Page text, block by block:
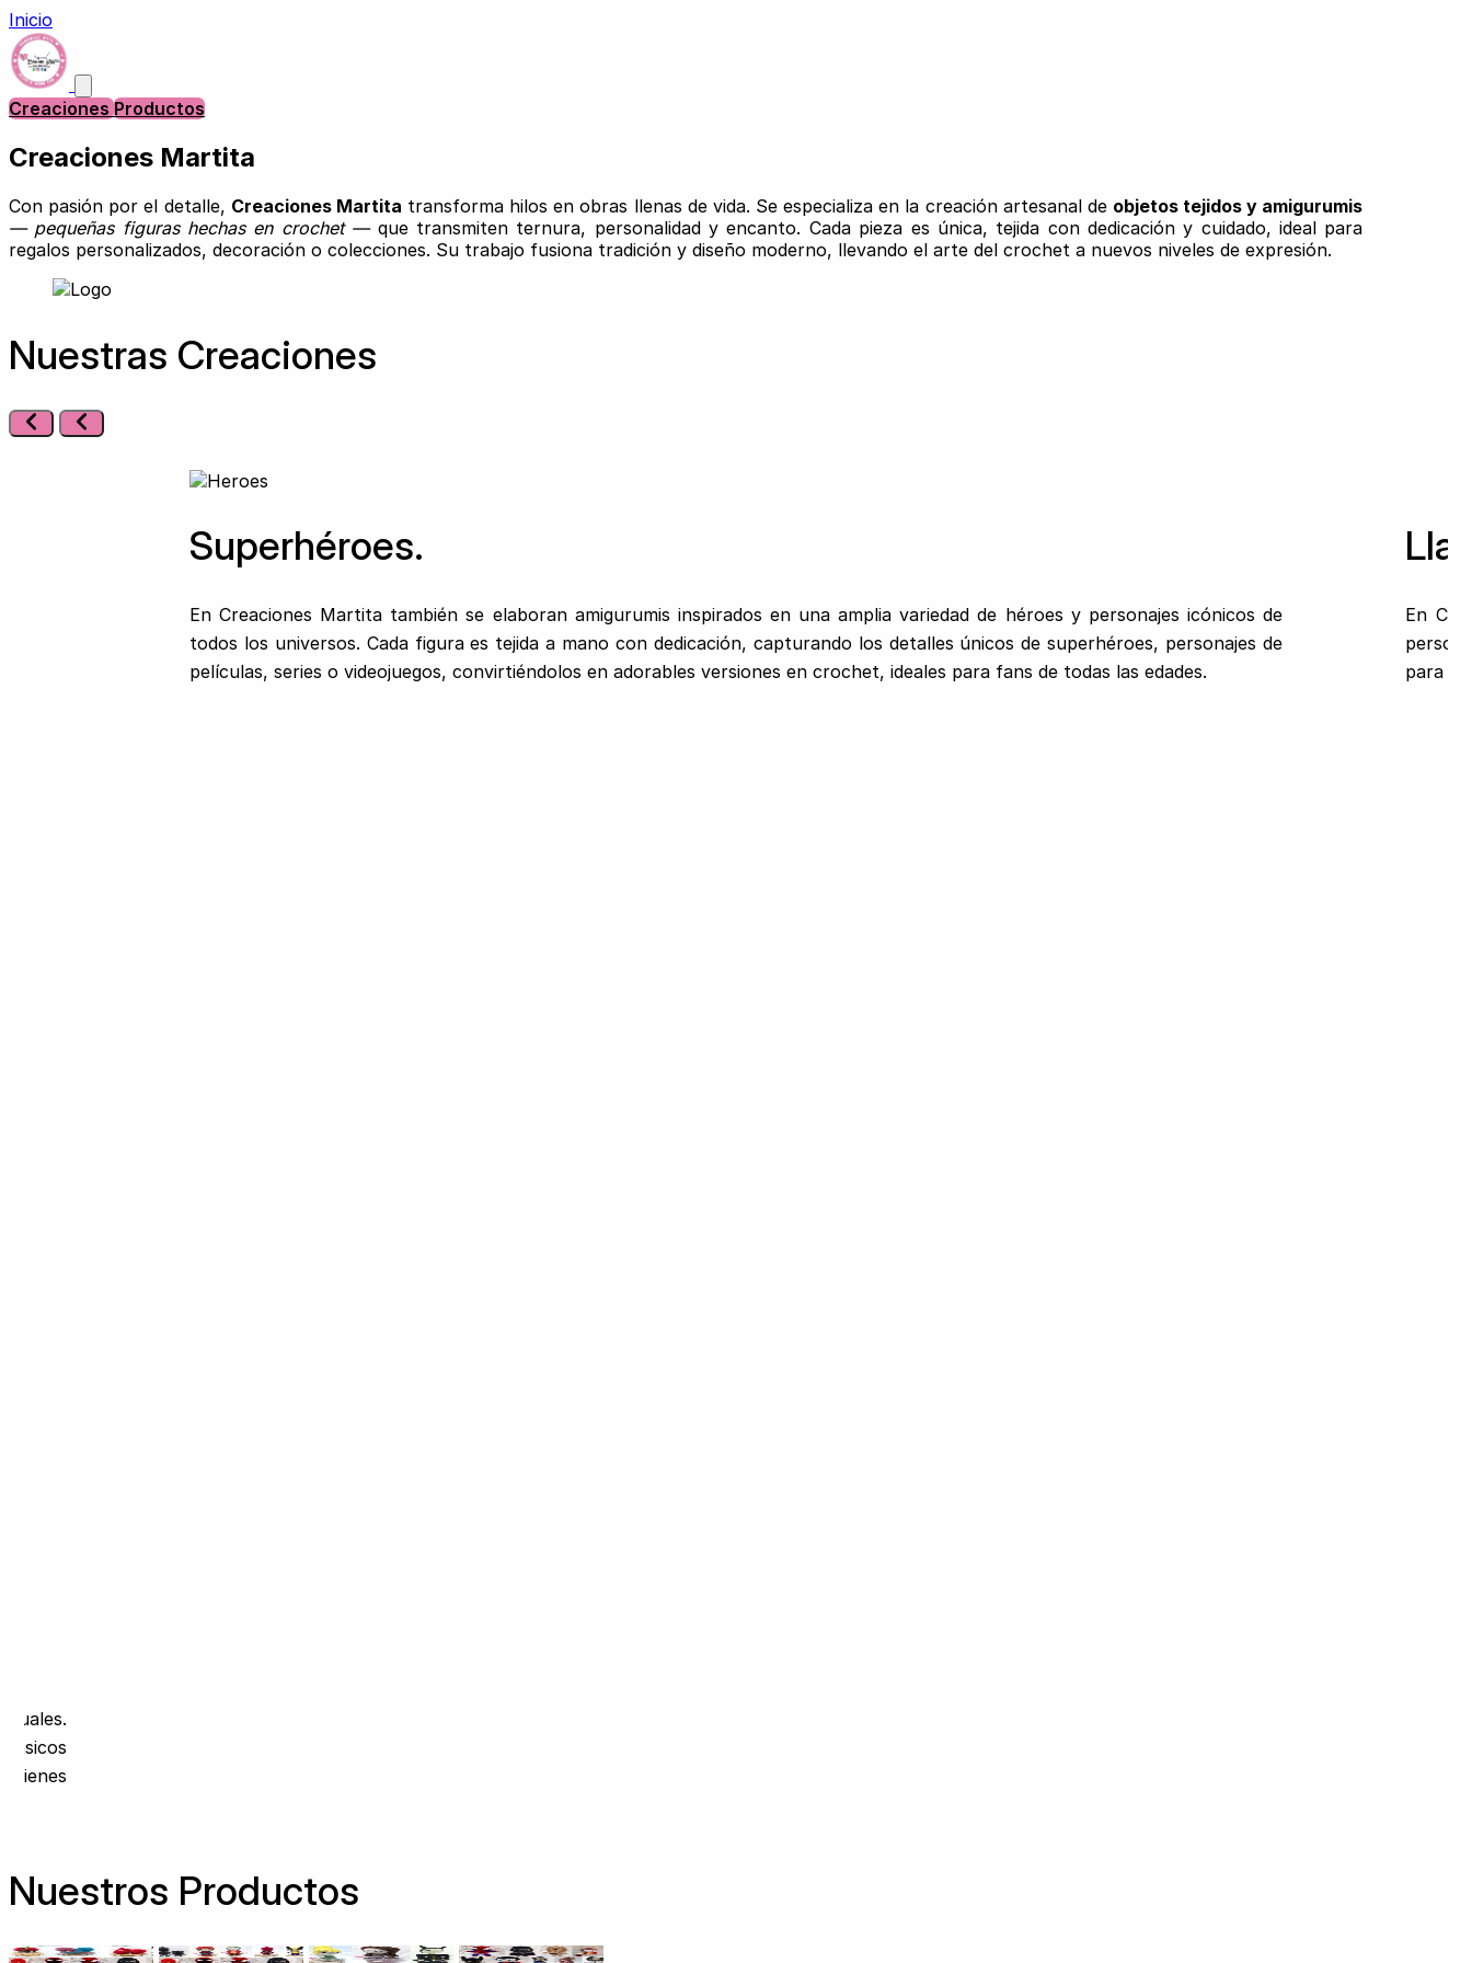
Inicio
CreacionesProductos
Creaciones Martita
Con pasión por el detalle, Creaciones Martita transforma hilos en obras llenas de vida. Se especializa en la creación artesanal de objetos tejidos y amigurumis
— pequeñas figuras hechas en crochet —que transmiten ternura, personalidad y encanto. Cada pieza es única, tejida con dedicación y cuidado, ideal para
regalos personalizados, decoración o colecciones. Su trabajo fusiona tradición y diseño moderno, llevando el arte del crochet a nuevos niveles de expresión.
Nuestras Creaciones
Superhéroes.
En Creaciones Martita también se elaboran amigurumis inspirados en una amplia variedad de héroes y personajes icónicos de
todos los universos. Cada figura es tejida a mano con dedicación, capturando los detalles únicos de superhéroes, personajes de
películas, series o videojuegos, convirtiéndolos en adorables versiones en crochet, ideales para fans de todas las edades.
En
para
Nuestros Productos